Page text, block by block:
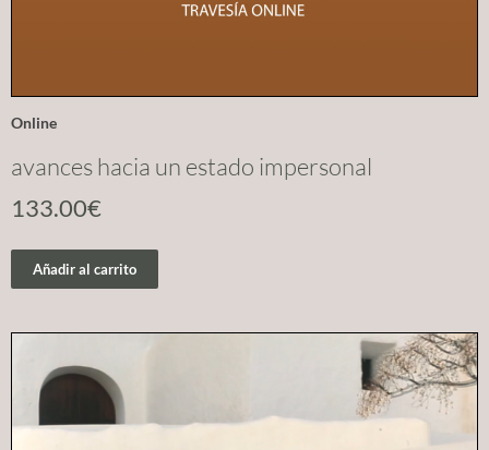
Online
avances hacia un estado impersonal
133.00€
Añadir al carrito